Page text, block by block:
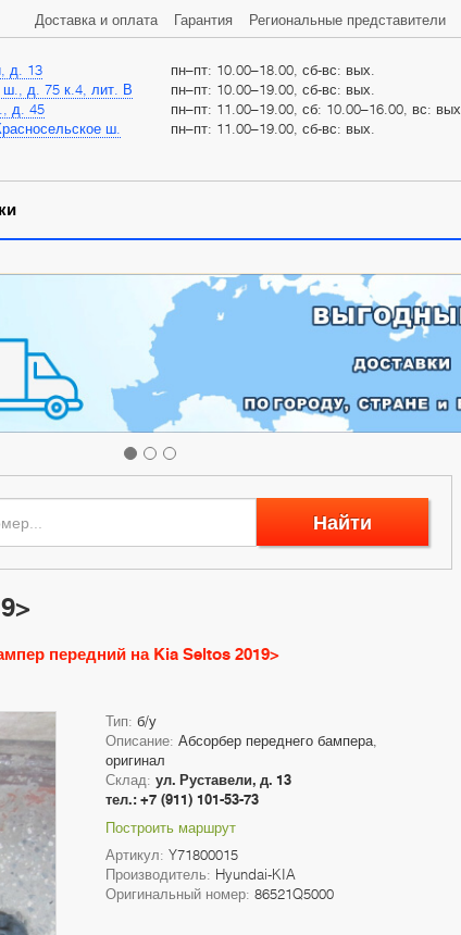
д. 13
пн–пт: 10.00–18.00, сб-вс: вых.
ш., д. 75 к.4, лит. В
пн–пт: 10.00–19.00, сб-вс: вых.
д. 45
пн–пт: 11.00–19.00, сб: 10.00–16.00, вс: вых.
ш.
пн–пт: 11.00–19.00, сб-вс: вых.
Доставка и оплата Гарантия Региональные представители
Найти
передний на Kia Seltos 2019>
Тип: б/у
Описание: Абсорбер переднего бампера,
оригинал
Склад: ул. Руставели, д. 13
тел.: +7 (911) 101-53-73
Построить маршрут
Артикул: Y71800015
Производитель: Hyundai-KIA
Оригинальный номер: 86521Q5000